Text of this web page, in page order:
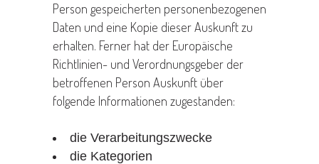
Person gespeicherten personenbezogenen
Daten und eine Kopie dieser Auskunft zu
erhalten. Ferner hat der Europäische
Richtlinien- und Verordnungsgeber der
betroffenen Person Auskunft über
folgende Informationen zugestanden:
die Verarbeitungszwecke
die Kategorien